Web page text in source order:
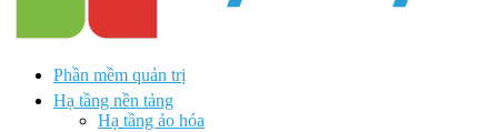
Phần mềm quản trị
Hạ tầng nền tảng
Hạ tầng ảo hóa